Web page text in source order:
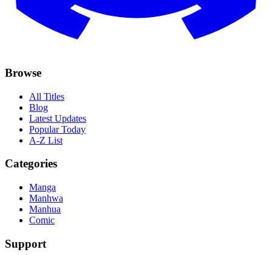
Browse
All Titles
Blog
Latest Updates
Popular Today
A-Z List
Categories
Manga
Manhwa
Manhua
Comic
Support